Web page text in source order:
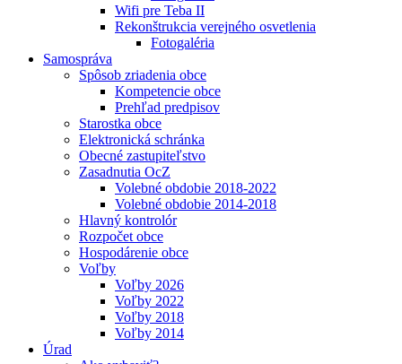
Wifi pre Teba II
Rekonštrukcia verejného osvetlenia
Fotogaléria
Samospráva
Spôsob zriadenia obce
Kompetencie obce
Prehľad predpisov
Starostka obce
Elektronická schránka
Obecné zastupiteľstvo
Zasadnutia OcZ
Volebné obdobie 2018-2022
Volebné obdobie 2014-2018
Hlavný kontrolór
Rozpočet obce
Hospodárenie obce
Voľby
Voľby 2026
Voľby 2022
Voľby 2018
Voľby 2014
Úrad